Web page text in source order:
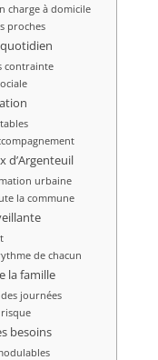
charge à domicile
proches
contrainte
d’Argenteuil
urbaine
la commune
de chacun
la famille
journées
besoins